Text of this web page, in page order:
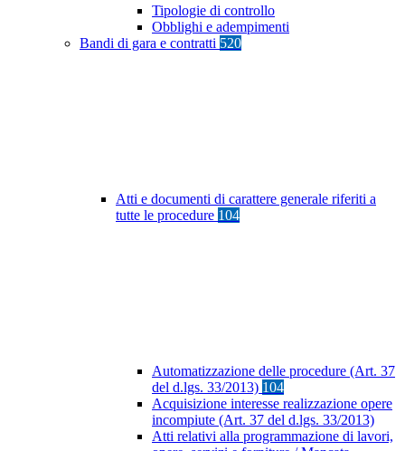
Tipologie di controllo
Obblighi e adempimenti
Bandi di gara e contratti 520
Atti e documenti di carattere generale riferiti a
tutte le procedure 104
Automatizzazione delle procedure (Art. 37
del d.lgs. 33/2013) 104
Acquisizione interesse realizzazione opere
incompiute (Art. 37 del d.lgs. 33/2013)
Atti relativi alla programmazione di lavori,